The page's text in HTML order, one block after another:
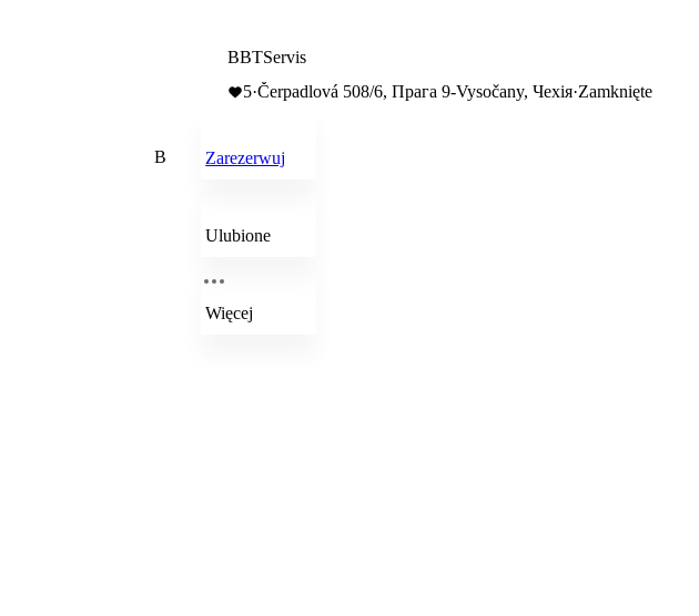
B
BBTServis
5·Čerpadlová 508/6, Прага 9-Vysočany, Чехія·Zamknięte
Zarezerwuj
Ulubione
Więcej